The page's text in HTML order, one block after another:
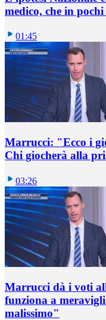
medico, che in
01:45
Marrucci: "Ecco i
Chi giocherà alla
03:26
Marrucci dà i voti
funziona a
malissimo"